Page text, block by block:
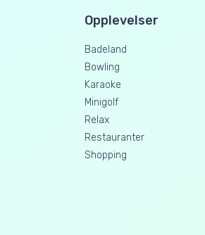
Opplevelser
Badeland
Bowling
Karaoke
Minigolf
Relax
Restauranter
Shopping